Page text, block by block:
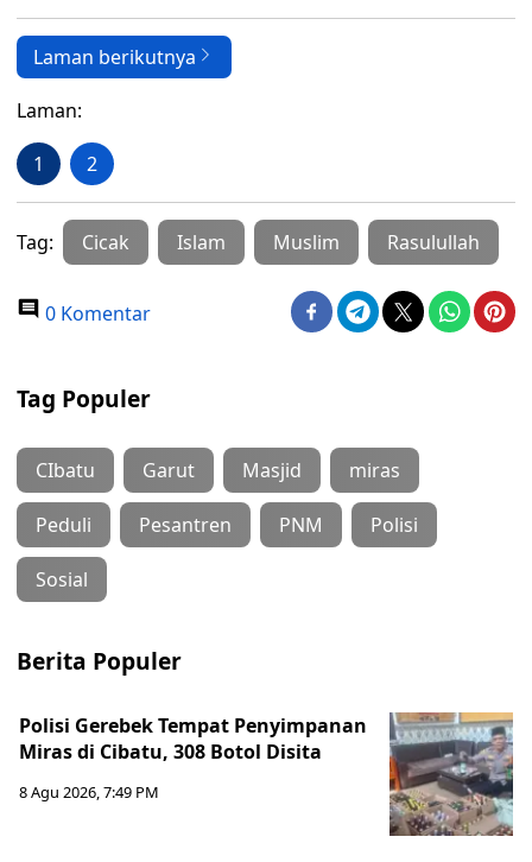
Laman berikutnya
Laman:
1 2
Tag: Cicak Islam Muslim Rasulullah
0 Komentar
Tag Populer
CIbatu Garut Masjid miras
Peduli Pesantren PNM Polisi
Sosial
Berita Populer
Polisi Gerebek Tempat Penyimpanan
Miras di Cibatu, 308 Botol Disita
8 Agu 2026, 7:49 PM